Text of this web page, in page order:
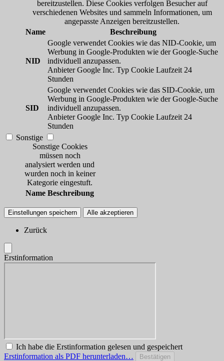
bereitzustellen. Diese Cookies verfolgen Besucher auf
verschiedenen Websites und sammeln Informationen, um
angepasste Anzeigen bereitzustellen.
Name
Beschreibung
NID
Google verwendet Cookies wie das NID-Cookie, um
Werbung in Google-Produkten wie der Google-Suche
individuell anzupassen.
Anbieter Google Inc. Typ Cookie Laufzeit 24
Stunden
SID
Google verwendet Cookies wie das SID-Cookie, um
Werbung in Google-Produkten wie der Google-Suche
individuell anzupassen.
Anbieter Google Inc. Typ Cookie Laufzeit 24
Stunden
Sonstige
Sonstige Cookies
müssen noch
analysiert werden und
wurden noch in keiner
Kategorie eingestuft.
Name Beschreibung
Einstellungen speichern Alle akzeptieren
Zurück
Erstinformation
Ich habe die Erstinformation gelesen und gespeichert
Erstinformation als PDF herunterladen…
Bestätigen